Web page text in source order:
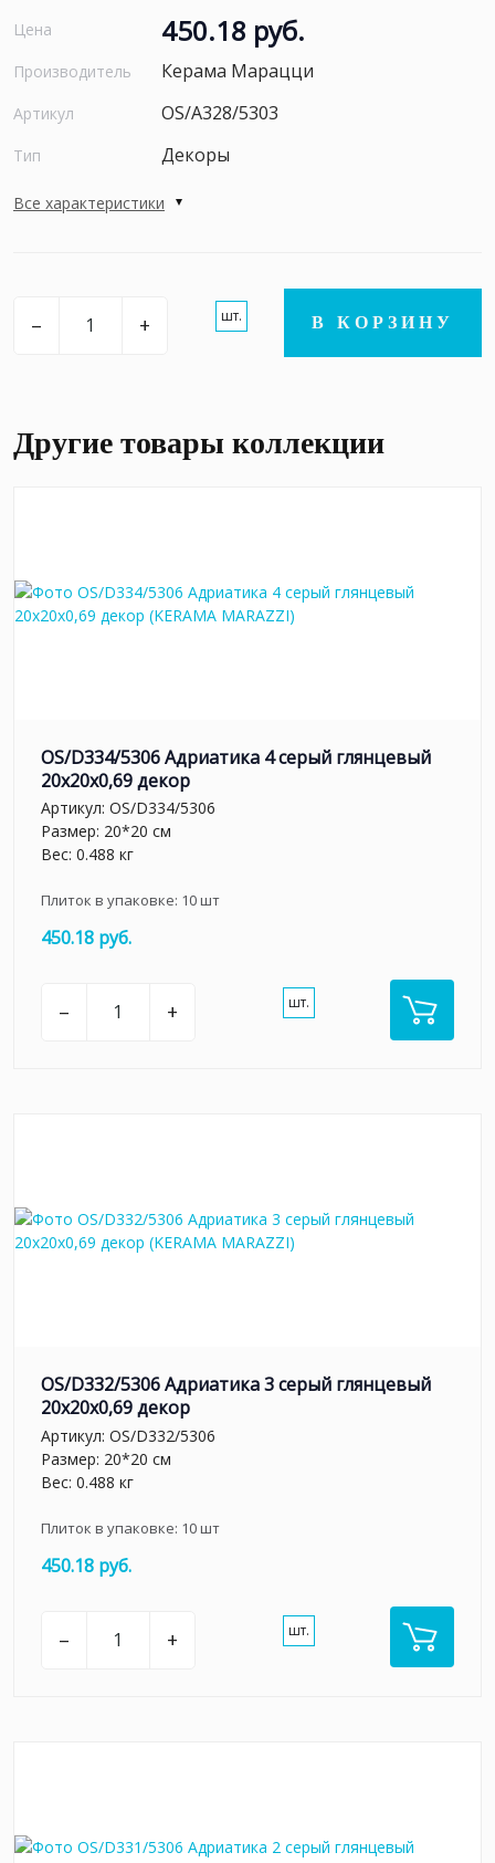
Цена 450.18 руб.
Производитель Керама Марацци
Артикул OS/A328/5303
Тип Декоры
Все характеристики
– + шт. В КОРЗИНУ
Другие товары коллекции
OS/D334/5306 Адриатика 4 серый глянцевый
20x20x0,69 декор
Артикул: OS/D334/5306
Размер: 20*20 см
Вес: 0.488 кг
Плиток в упаковке: 10шт
450.18 руб.
– + шт.
OS/D332/5306 Адриатика 3 серый глянцевый
20x20x0,69 декор
Артикул: OS/D332/5306
Размер: 20*20 см
Вес: 0.488 кг
Плиток в упаковке: 10шт
450.18 руб.
– + шт.